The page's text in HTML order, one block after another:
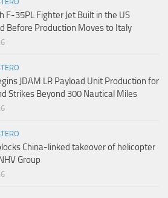
F-35PL Fighter Jet Built in the US
Before Production Moves to Italy
JDAM LR Payload Unit Production for
Strikes Beyond 300 Nautical Miles
China-linked takeover of helicopter
Group